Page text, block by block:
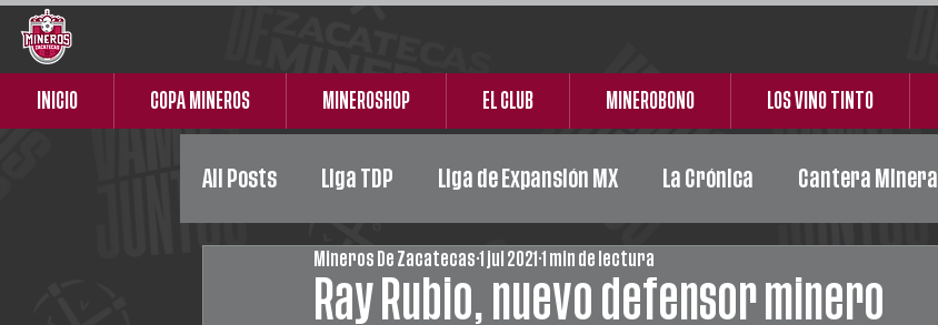
INICIO COPA MINEROS MINEROSHOP EL CLUB MINEROBONO LOS VINO TINTO
All Posts Liga TDP Liga de Expansión MX La Crónica Cantera Minera
Liga Premier Femenil Acción Social
Ray Rubio, nuevo defensor minero
Mineros De Zacatecas 1 jul 2021 1 min de lectura